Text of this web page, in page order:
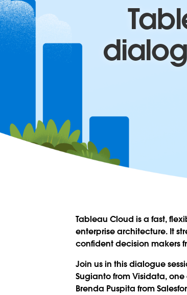
Tableau Cloud is a fast,
enterprise architecture. It
confident decision makers
Join us in this dialogue
Sugianto from Visidata, one
Brenda Puspita from